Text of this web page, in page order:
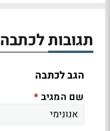
תגובות לכתבה
הגב לכתבה
שם המגיב *